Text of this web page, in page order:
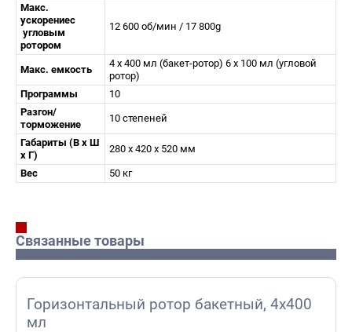
Макс.
ускорениеc
угловым
ротором
12 600 об/мин / 17 800g
Макс. емкость
4 х 400 мл (бакет-ротор) 6 х 100 мл (угловой
ротор)
Программы
10
Разгон/
торможение
10 степеней
Габариты (В х Ш
х Г)
280 x 420 x 520 мм
Вес 50 кг
Связанные товары
Горизонтальный ротор бакетный, 4x400
мл